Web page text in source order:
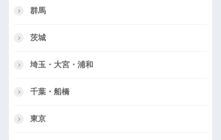
群馬
茨城
埼玉・大宮・浦和
千葉・船橋
東京